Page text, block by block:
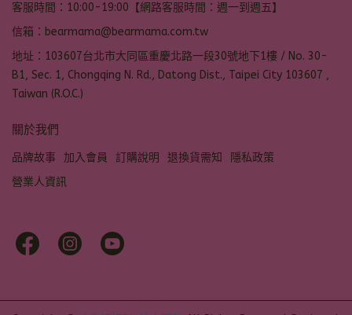
客服時間：10:00-19:00【網路客服時間：週一到週五】
信箱：bearmama@bearmama.com.tw
地址：103607台北市大同區重慶北路一段30號地下1樓 / No. 30-
B1, Sec. 1, Chongqing N. Rd., Datong Dist., Taipei City 103607 ,
Taiwan (R.O.C.)
關於我們
品牌故事 加入會員 訂購說明 退換貨需知
隱私政策
營業人資訊